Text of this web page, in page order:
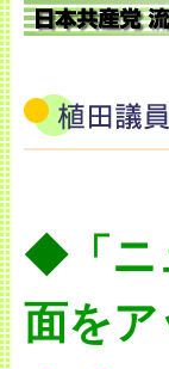
◆「ニ
面をア